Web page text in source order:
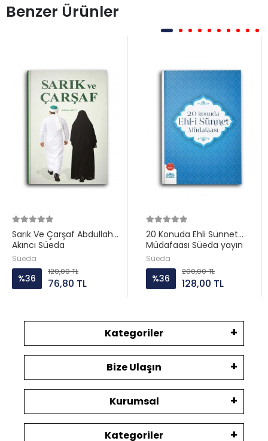
Benzer Ürünler
Sarık Ve Çarşaf Abdullah
Akıncı Süeda
Süeda
%36
120,00 TL
76,80 TL
20 Konuda Ehli Sünnet
Müdafaası Süeda yayın
Süeda
%36
200,00 TL
128,00 TL
Kategoriler
Bize Ulaşın
Kurumsal
Kategoriler